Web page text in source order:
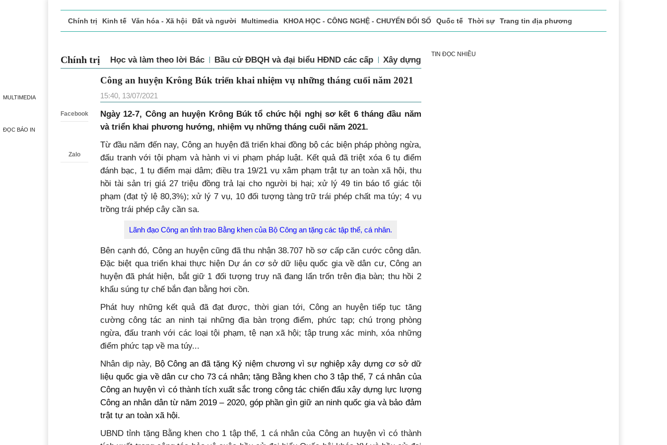
MULTIMEDIA
ĐỌC BÁO IN
Chính trị Kinh tế Văn hóa - Xã hội Đất và người Multimedia KHOA HỌC - CÔNG NGHỆ - CHUYỂN ĐỔI SỐ Quốc tế Thời sự Trang tin địa phương
Chính trị Học và làm theo lời Bác Bầu cử ĐBQH và đại biểu HĐND các cấp Xây dựng Đảng
Facebook
Zalo
Công an huyện Krông Búk triển khai nhiệm vụ những tháng cuối năm 2021
15:40, 13/07/2021
Ngày 12-7, Công an huyện Krông Búk tổ chức hội nghị sơ kết 6 tháng đầu năm
và triển khai phương hướng, nhiệm vụ những tháng cuối năm 2021.
Từ đầu năm đến nay, Công an huyện đã triển khai đồng bộ các biện pháp phòng ngừa,
đấu tranh với tội phạm và hành vi vi phạm pháp luật. Kết quả đã triệt xóa 6 tụ điểm
đánh bạc, 1 tụ điểm mại dâm; điều tra 19/21 vụ xâm phạm trật tự an toàn xã hội, thu
hồi tài sản trị giá 27 triệu đồng trả lại cho người bị hại; xử lý 49 tin báo tố giác tội
phạm (đạt tỷ lệ 80,3%); xử lý 7 vụ, 10 đối tượng tàng trữ trái phép chất ma túy; 4 vụ
trồng trái phép cây cần sa.
Lãnh đạo Công an tỉnh trao Bằng khen của Bộ Công an tặng các tập thể, cá nhân.
Bên cạnh đó, Công an huyện cũng đã thu nhận 38.707 hồ sơ cấp căn cước công dân.
Đặc biệt qua triển khai thực hiện Dự án cơ sở dữ liệu quốc gia về dân cư, Công an
huyện đã phát hiện, bắt giữ 1 đối tượng truy nã đang lẩn trốn trên địa bàn; thu hồi 2
khẩu súng tự chế bắn đạn bằng hơi cồn.
Phát huy những kết quả đã đạt được, thời gian tới, Công an huyện tiếp tục tăng
cường công tác an ninh tại những địa bàn trọng điểm, phức tạp; chú trọng phòng
ngừa, đấu tranh với các loại tội phạm, tệ nạn xã hội; tập trung xác minh, xóa những
điểm phức tạp về ma túy...
Nhân dịp này, Bộ Công an đã tặng Kỷ niệm chương vì sự nghiệp xây dựng cơ sở dữ
liệu quốc gia về dân cư cho 73 cá nhân; tặng Bằng khen cho 3 tập thể, 7 cá nhân của
Công an huyện vì có thành tích xuất sắc trong công tác chiến đấu xây dựng lực lượng
Công an nhân dân từ năm 2019 – 2020, góp phần gìn giữ an ninh quốc gia và bảo đảm
trật tự an toàn xã hội.
UBND tỉnh tặng Bằng khen cho 1 tập thể, 1 cá nhân của Công an huyện vì có thành
TIN ĐỌC NHIỀU